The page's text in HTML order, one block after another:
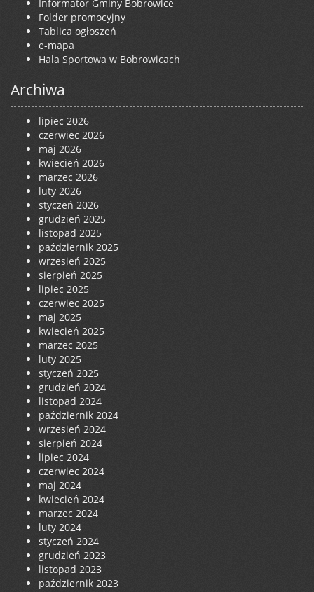
Informator Gminy Bobrowice
Folder promocyjny
Tablica ogłoszeń
e-mapa
Hala Sportowa w Bobrowicach
Archiwa
lipiec 2026
czerwiec 2026
maj 2026
kwiecień 2026
marzec 2026
luty 2026
styczeń 2026
grudzień 2025
listopad 2025
październik 2025
wrzesień 2025
sierpień 2025
lipiec 2025
czerwiec 2025
maj 2025
kwiecień 2025
marzec 2025
luty 2025
styczeń 2025
grudzień 2024
listopad 2024
październik 2024
wrzesień 2024
sierpień 2024
lipiec 2024
czerwiec 2024
maj 2024
kwiecień 2024
marzec 2024
luty 2024
styczeń 2024
grudzień 2023
listopad 2023
październik 2023